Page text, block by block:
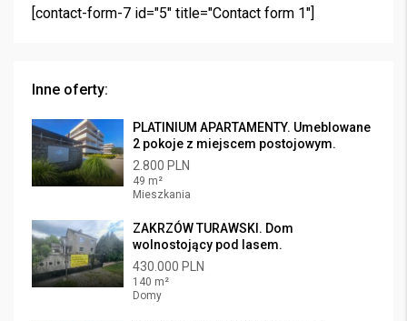
[contact-form-7 id="5" title="Contact form 1"]
Inne oferty:
PLATINIUM APARTAMENTY. Umeblowane
2 pokoje z miejscem postojowym.
2.800 PLN
49 m²
Mieszkania
ZAKRZÓW TURAWSKI. Dom
wolnostojący pod lasem.
430.000 PLN
140 m²
Domy